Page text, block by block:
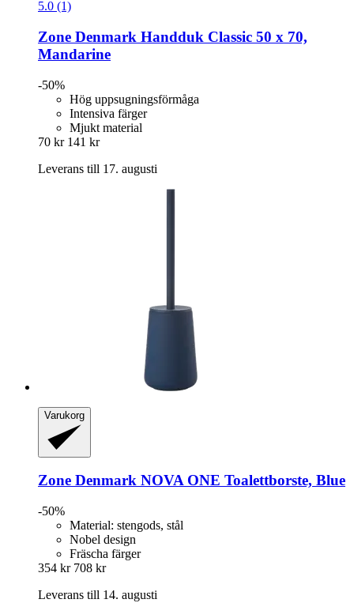
5.0 (1)
Zone Denmark Handduk Classic 50 x 70,
Mandarine
-50%
Hög uppsugningsförmåga
Intensiva färger
Mjukt material
70 kr 141 kr
Leverans till 17. augusti
Varukorg
Zone Denmark NOVA ONE Toalettborste, Blue
-50%
Material: stengods, stål
Nobel design
Fräscha färger
354 kr 708 kr
Leverans till 14. augusti